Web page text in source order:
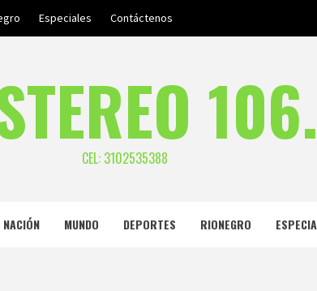
Especiales Contáctenos
CEL: 3102535388
NACIÓN MUNDO DEPORTES RIONEGRO